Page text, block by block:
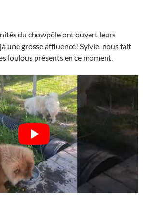
du chowpôle ont ouvert leurs
une grosse affluence! Sylvie nous fait
loulous présents en ce moment.